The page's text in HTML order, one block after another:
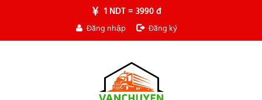
1 NDT = 3990 đ
Đăng nhập Đăng ký